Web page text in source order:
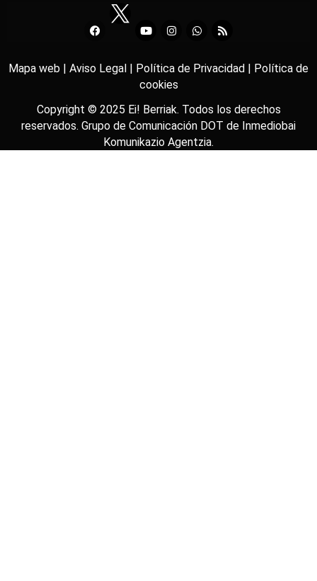
Mapa web | Aviso Legal | Política de Privacidad |
Política de
cookies
Copyright © 2025 Ei! Berriak. Todos los derechos
reservados. Grupo de Comunicación DOT de Inmediobai
Komunikazio Agentzia.